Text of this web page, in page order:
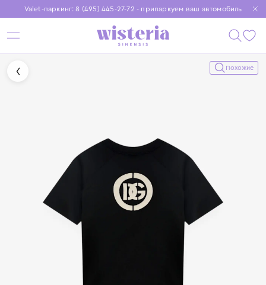
Valet-паркинг: 8 (495) 445-27-72 - припаркуем ваш автомобиль
Бесплатная доставка при заказе от 15 000 ₽
Установите приложение, чтобы покупки были еще удобнее
Похожие